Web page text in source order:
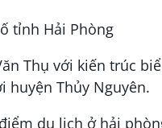
tỉnh Hải Phòng
Thụ với kiến trúc
huyện Thủy Nguyên.